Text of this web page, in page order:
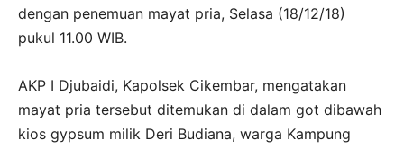
dengan penemuan mayat pria, Selasa (18/12/18)
pukul 11.00 WIB.
AKP I Djubaidi, Kapolsek Cikembar, mengatakan
mayat pria tersebut ditemukan di dalam got dibawah
kios gypsum milik Deri Budiana, warga Kampung